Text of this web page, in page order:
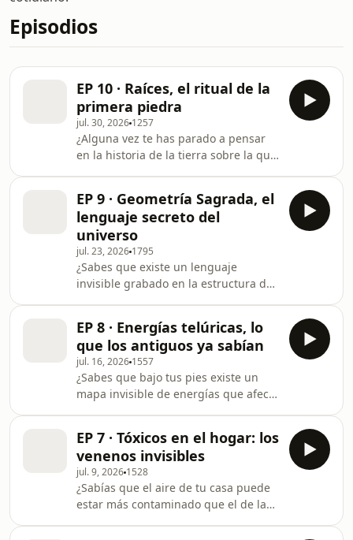
Episodios
EP 10 · Raíces, el ritual de la
primera piedra
jul. 30, 2026 1257
¿Alguna vez te has parado a pensar
en la historia de la tierra sobre la que
primer ladrillo?Tu hogar ocupa un
espacio físico que existía mucho antes
de que tú llegaras y que seguirá ahí
cuando te vayas. Durante milenios, la
humanidad supo algo que la
modernidad nos hizo olvidar: levantar
un refugio no es solo acumular
materiale
EP 9 · Geometría Sagrada, el
lenguaje secreto del
universo
jul. 23, 2026 1795
¿Sabes que existe un lenguaje
invisible grabado en la estructura de
egipcios, los griegos y los maestros
de obra medievales lo sabían. No
diseñaban ni construían nada sin
antes consultar las proporciones
perfectas que rigen el cosmos. Para
ellos, la geometría no era una
asignatura de colegio: era la firma de
EP 8 · Energías telúricas, lo
que los antiguos ya sabían
jul. 16, 2026 1557
¿Sabes que bajo tus pies existe un
mapa invisible de energías que afecta
Dejaban pastar rebaños de ovejas
durante un año completo para elegir
dónde construir sus ciudades. Pero
hace apenas 200 años, decidimos que
solo lo medible era real. Y así,
levantamos casas sin preguntar, sin
EP 7 · Tóxicos en el hogar: los
venenos invisibles
jul. 9, 2026 1528
¿Sabías que el aire de tu casa puede
estar más contaminado que el de la